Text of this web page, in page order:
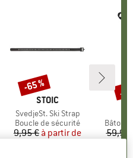
MARQUE
STOIC
Article
SvedjeSt. Ski Strap
Product group
Boucle de sécurité
Prix
9,95 € Prix réduit
à partir de
Remise
-65 %
Bâtons
59,95